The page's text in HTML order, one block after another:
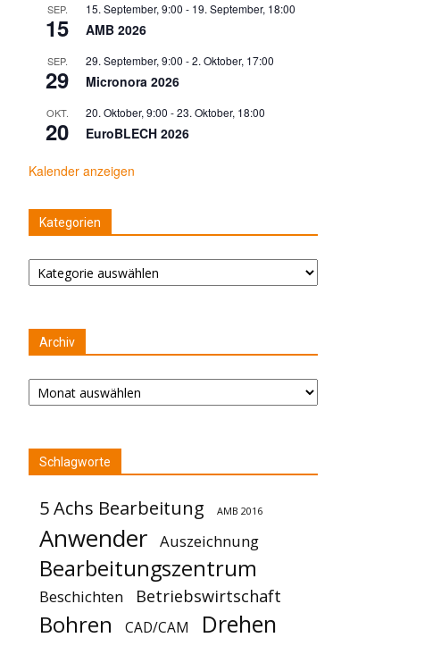
SEP.
15
15. September, 9:00 - 19. September, 18:00
AMB 2026
SEP.
29
29. September, 9:00 -2. Oktober, 17:00
Micronora 2026
OKT.
20
20. Oktober, 9:00 -23. Oktober, 18:00
EuroBLECH 2026
Kalender anzeigen
Kategorien
Kategorien
Archiv
Archiv
Schlagworte
5 Achs Bearbeitung AMB 2016
Anwender Auszeichnung
Bearbeitungszentrum
Beschichten Betriebswirtschaft
Bohren CAD/CAM Drehen